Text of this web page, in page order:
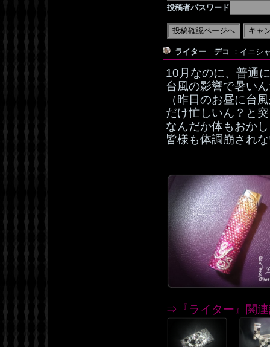
投稿者パスワード
ライター デコ ：イニシ
10月なのに、普通
台風の影響で暑い
（昨日のお昼に台
だけ忙しいん？と
なんだか体もおか
皆様も体調崩され
⇒『ライター』関